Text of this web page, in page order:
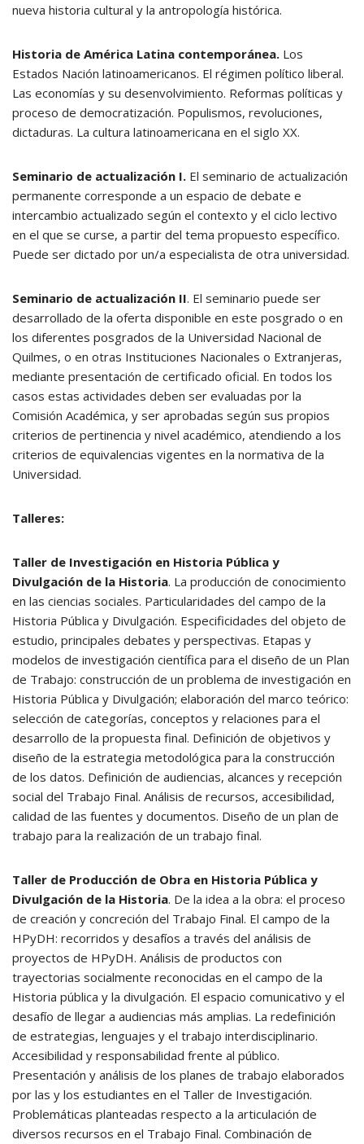
nueva historia cultural y la antropología histórica.
Historia de América Latina contemporánea. Los
Estados Nación latinoamericanos. El régimen político liberal.
Las economías y su desenvolvimiento. Reformas políticas y
proceso de democratización. Populismos, revoluciones,
dictaduras. La cultura latinoamericana en el siglo XX.
Seminario de actualización I. El seminario de actualización
permanente corresponde a un espacio de debate e
intercambio actualizado según el contexto y el ciclo lectivo
en el que se curse, a partir del tema propuesto específico.
Puede ser dictado por un/a especialista de otra universidad.
Seminario de actualización II. El seminario puede ser
desarrollado de la oferta disponible en este posgrado o en
los diferentes posgrados de la Universidad Nacional de
Quilmes, o en otras Instituciones Nacionales o Extranjeras,
mediante presentación de certificado oficial. En todos los
casos estas actividades deben ser evaluadas por la
Comisión Académica, y ser aprobadas según sus propios
criterios de pertinencia y nivel académico, atendiendo a los
criterios de equivalencias vigentes en la normativa de la
Universidad.
Talleres:
Taller de Investigación en Historia Pública y
Divulgación de la Historia. La producción de conocimiento
en las ciencias sociales. Particularidades del campo de la
Historia Pública y Divulgación. Especificidades del objeto de
estudio, principales debates y perspectivas. Etapas y
modelos de investigación científica para el diseño de un Plan
de Trabajo: construcción de un problema de investigación en
Historia Pública y Divulgación; elaboración del marco teórico:
selección de categorías, conceptos y relaciones para el
desarrollo de la propuesta final. Definición de objetivos y
diseño de la estrategia metodológica para la construcción
de los datos. Definición de audiencias, alcances y recepción
social del Trabajo Final. Análisis de recursos, accesibilidad,
calidad de las fuentes y documentos. Diseño de un plan de
trabajo para la realización de un trabajo final.
Taller de Producción de Obra en Historia Pública y
Divulgación de la Historia. De la idea a la obra: el proceso
de creación y concreción del Trabajo Final. El campo de la
HPyDH: recorridos y desafíos a través del análisis de
proyectos de HPyDH. Análisis de productos con
trayectorias socialmente reconocidas en el campo de la
Historia pública y la divulgación. El espacio comunicativo y el
desafío de llegar a audiencias más amplias. La redefinición
de estrategias, lenguajes y el trabajo interdisciplinario.
Accesibilidad y responsabilidad frente al público.
Presentación y análisis de los planes de trabajo elaborados
por las y los estudiantes en el Taller de Investigación.
Problemáticas planteadas respecto a la articulación de
diversos recursos en el Trabajo Final. Combinación de